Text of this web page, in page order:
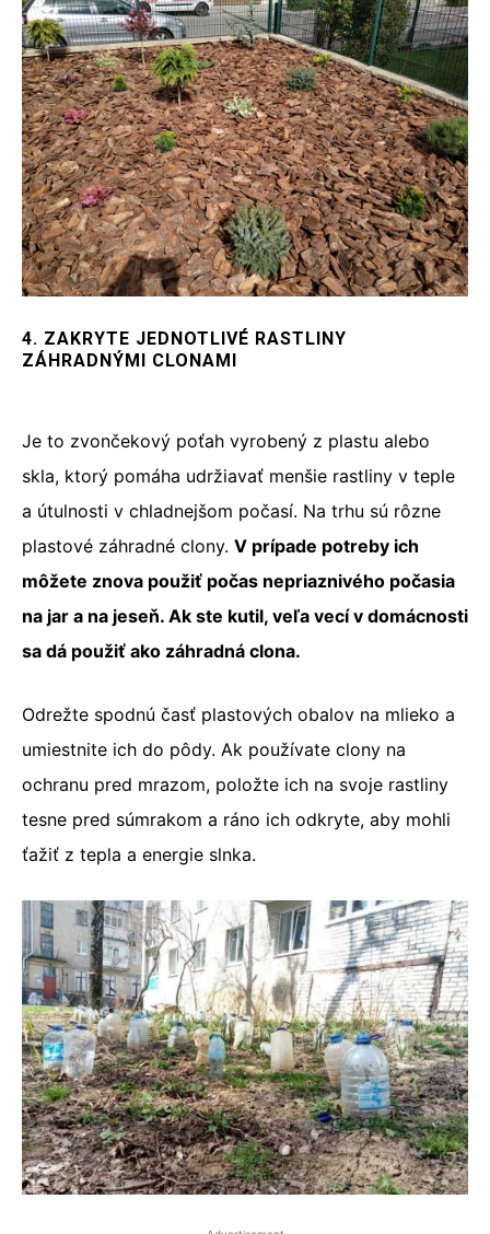
4. ZAKRYTE JEDNOTLIVÉ RASTLINY
ZÁHRADNÝMI CLONAMI
Je to zvončekový poťah vyrobený z plastu alebo
skla, ktorý pomáha udržiavať menšie rastliny v teple
a útulnosti v chladnejšom počasí. Na trhu sú rôzne
plastové záhradné clony. V prípade potreby ich
môžete znova použiť počas nepriaznivého počasia
na jar a na jeseň. Ak ste kutil, veľa vecí v domácnosti
sa dá použiť ako záhradná clona.
Odrežte spodnú časť plastových obalov na mlieko a
umiestnite ich do pôdy. Ak používate clony na
ochranu pred mrazom, položte ich na svoje rastliny
tesne pred súmrakom a ráno ich odkryte, aby mohli
ťažiť z tepla a energie slnka.